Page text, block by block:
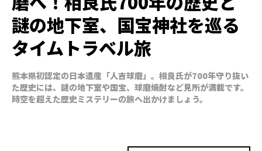
謎の地下室、国宝神社を巡る
タイムトラベル旅
熊本県初認定の日本遺産「人吉球磨」。相良氏が700年守り抜い
た歴史には、謎の地下室や国宝、球磨焼酎など見所が満載です。
時空を超えた歴史ミステリーの旅へ出かけましょう。